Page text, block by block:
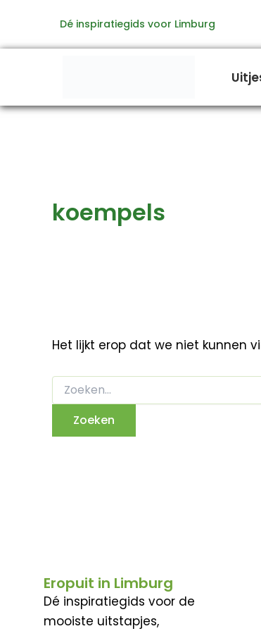
de
Dé inspiratiegids voor Limburg
koempels
Het lijkt erop dat we niet kunnen
naar:
Eropuit in Limburg
Dé inspiratiegids voor de
mooiste uitstapjes,